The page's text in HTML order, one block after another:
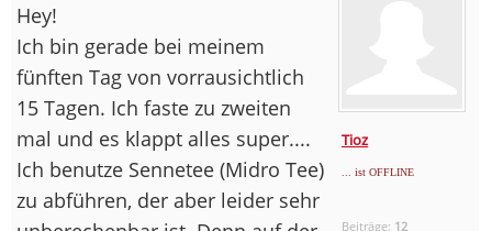
Tioz
... ist OFFLINE
Beiträge: 12
Hey!
Ich bin gerade bei meinem
fünften Tag von vorrausichtlich
15 Tagen. Ich faste zu zweiten
mal und es klappt alles super....
Ich benutze Sennetee (Midro Tee)
zu abführen, der aber leider sehr